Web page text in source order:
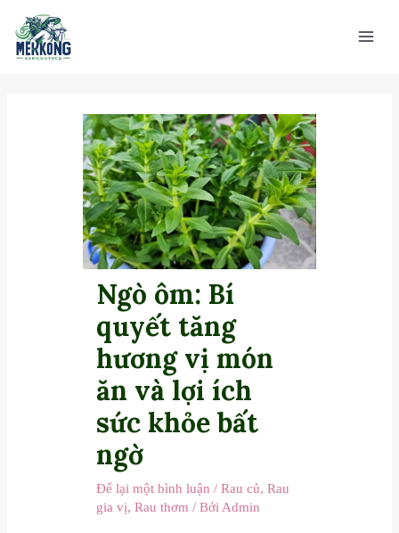
nội
Ngò ôm: Bí
quyết tăng
hương vị món
ăn và lợi ích
sức khỏe bất
ngờ
Để lại một bình luận /Rau củ,Rau
gia vị,Rau thơm / Bởi Admin